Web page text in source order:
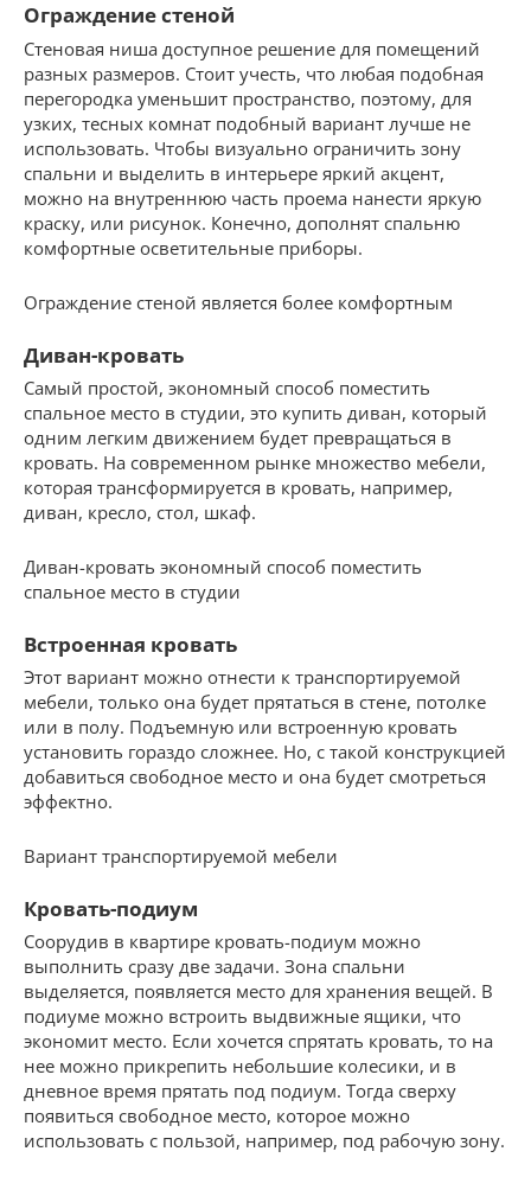
Ограждение стеной
Стеновая ниша доступное решение для помещений
разных размеров. Стоит учесть, что любая подобная
перегородка уменьшит пространство, поэтому, для
узких, тесных комнат подобный вариант лучше не
использовать. Чтобы визуально ограничить зону
спальни и выделить в интерьере яркий акцент,
можно на внутреннюю часть проема нанести яркую
краску, или рисунок. Конечно, дополнят спальню
комфортные осветительные приборы.
Ограждение стеной является более комфортным
Диван-кровать
Самый простой, экономный способ поместить
спальное место в студии, это купить диван, который
одним легким движением будет превращаться в
кровать. На современном рынке множество мебели,
которая трансформируется в кровать, например,
диван, кресло, стол, шкаф.
Диван-кровать экономный способ поместить
спальное место в студии
Встроенная кровать
Этот вариант можно отнести к транспортируемой
мебели, только она будет прятаться в стене, потолке
или в полу. Подъемную или встроенную кровать
установить гораздо сложнее. Но, с такой конструкцией
добавиться свободное место и она будет смотреться
эффектно.
Вариант транспортируемой мебели
Кровать-подиум
Соорудив в квартире кровать-подиум можно
выполнить сразу две задачи. Зона спальни
выделяется, появляется место для хранения вещей. В
подиуме можно встроить выдвижные ящики, что
экономит место. Если хочется спрятать кровать, то на
нее можно прикрепить небольшие колесики, и в
дневное время прятать под подиум. Тогда сверху
появиться свободное место, которое можно
использовать с пользой, например, под рабочую зону.